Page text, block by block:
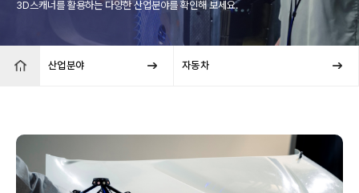
3D스캐너를 활용하는 다양한 산업분야를 확인해 보세요.
산업분야 자동차